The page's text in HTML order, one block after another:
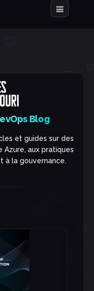
Blog
et guides sur des
Azure, aux pratiques
à la gouvernance.